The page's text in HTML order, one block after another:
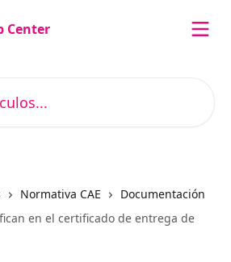
Normativa CAE
Documentación
en el certificado de entrega de